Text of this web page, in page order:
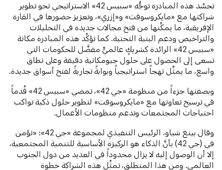
تجسِّد هذه المبادرة توجُّه «سبيس 42» الاستراتيجي نحو تطوير
شراكتها مع «مايكروسوفت» و«إزري»، وتعزيز حضورها في القارة
الإفريقية، ما يمكِّنها من فتح مجالات جديدة في التحليلات
والتراخيص ودعم البنية التحتية. كما تؤكِّد هذه المبادرة مكانة
«سبيس 42» الرائدة كشريكٍ عالميٍّ مفضَّل للحكومات التي
تسعى إلى الحصول على حلول جيومكانية دقيقة وعلى نطاق
واسع، ما يمثِّل نهجاً استراتيجياً وبوابةً تجاريةً لفتح أسواق جديدة.
وبصفتها جزءاً من منظومة «جي 42»، تمضي «سبيس 42» قُدماً
في ترسيخ تعاونها مع «مايكروسوفت» لتطوير حلول ذكية تواكب
احتياجات المجتمعات وتدعم منظومات الأعمال.
وقال بينغ شياو، الرئيس التنفيذي لمجموعة «جي 42»: «نؤمن
في (جي 42) بأنَّ الذكاء هو الركيزة الأساسية للتنمية المجتمعية،
إلا أن الوصول إليه لا يزال محدوداً في العديد من دول الجنوب
العالمي. ومن هذا المنطلق، تمثِّل هذه الشراكة خطوة